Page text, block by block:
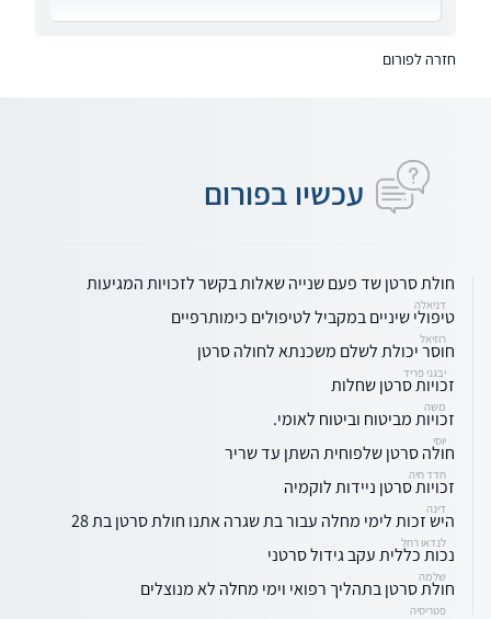
חזרה לפורום
עכשיו בפורום
חולת סרטן שד פעם שנייה שאלות בקשר לזכויות המגיעות
דניאלה
טיפולי שיניים במקביל לטיפולים כימותרפיים
רוזיאל
חוסר יכולת לשלם משכנתא לחולה סרטן
יבגני פריד
זכויות סרטן שחלות
משה
זכויות מביטוח וביטוח לאומי.
יוסי
חולה סרטן שלפוחית השתן עד שריר
חדד חיה
זכויות סרטן ניידות לוקמיה
דינה
היש זכות לימי מחלה עבור בת שגרה אתנו חולת סרטן בת 28
לנדאו רחל
נכות כללית עקב גידול סרטני
שלמה
חולת סרטן בתהליך רפואי וימי מחלה לא מנוצלים
פטריסיה